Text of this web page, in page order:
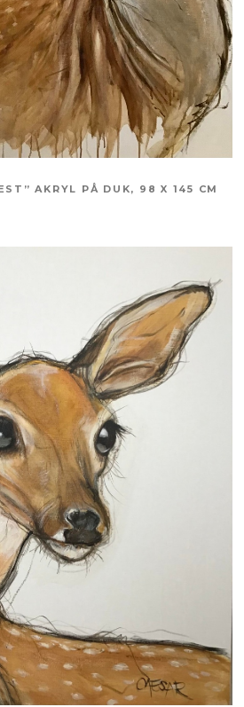
AKRYL PÅ DUK, 98 X 145 CM